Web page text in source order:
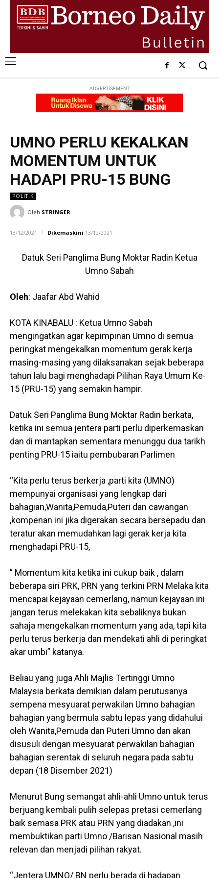
ADVERTISEMENT
UMNO PERLU KEKALKAN
MOMENTUM UNTUK
HADAPI PRU-15 BUNG
POLITIK
Oleh STRINGER
13/12/2021 Dikemaskini 13/12/2021
Datuk Seri Panglima Bung Moktar Radin Ketua
Umno Sabah
Oleh: Jaafar Abd Wahid
KOTA KINABALU : Ketua Umno Sabah
mengingatkan agar kepimpinan Umno di semua
peringkat mengekalkan momentum gerak kerja
masing-masing yang dilaksanakan sejak beberapa
tahun lalu bagi menghadapi Pilihan Raya Umum Ke-
15 (PRU-15) yang semakin hampir.
Datuk Seri Panglima Bung Moktar Radin berkata,
ketika ini semua jentera parti perlu diperkemaskan
dan di mantapkan sementara menunggu dua tarikh
penting PRU-15 iaitu pembubaran Parlimen
“Kita perlu terus berkerja ,parti kita (UMNO)
mempunyai organisasi yang lengkap dari
bahagian,Wanita,Pemuda,Puteri dan cawangan
,kompenan ini jika digerakan secara bersepadu dan
teratur akan memudahkan lagi gerak kerja kita
menghadapi PRU-15,
” Momentum kita ketika ini cukup baik , dalam
beberapa siri PRK, PRN yang terkini PRN Melaka kita
mencapai kejayaan cemerlang, namun kejayaan ini
jangan terus melekakan kita sebaliknya bukan
sahaja mengekalkan momentum yang ada, tapi kita
perlu terus berkerja dan mendekati ahli di peringkat
akar umbi” katanya.
Beliau yang juga Ahli Majlis Tertinggi Umno
Malaysia berkata demikian dalam perutusanya
sempena mesyuarat perwakilan Umno bahagian
bahagian yang bermula sabtu lepas yang didahului
oleh Wanita,Pemuda dan Puteri Umno dan akan
disusuli dengan mesyuarat perwakilan bahagian
bahagian serentak di seluruh negara pada sabtu
depan (18 Disember 2021)
Menurut Bung semangat ahli-ahli Umno untuk terus
berjuang kembali pulih selepas pretasi cemerlang
baik semasa PRK atau PRN yang diadakan ,ini
membuktikan parti Umno /Barisan Nasional masih
relevan dan menjadi pilihan rakyat.
“Jentera UMNO/ BN perlu berada di hadapan